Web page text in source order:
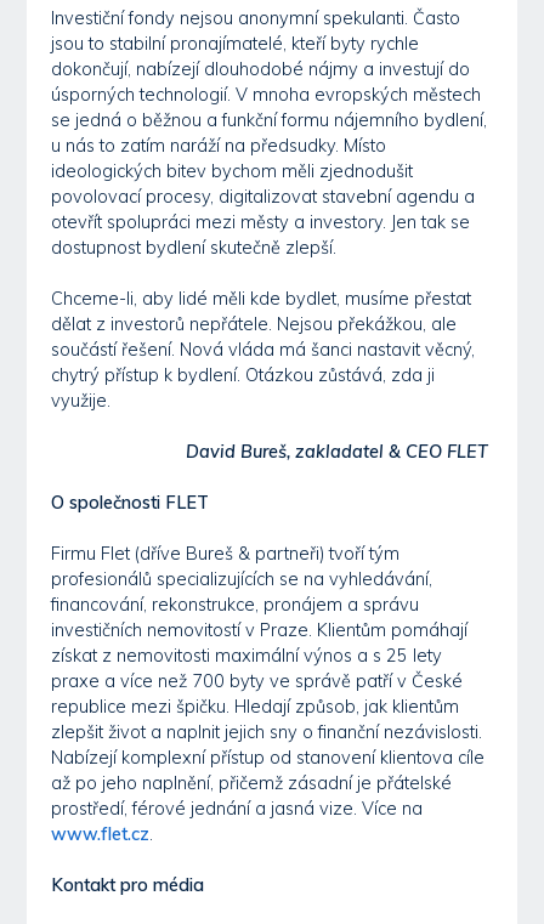
Investiční fondy nejsou anonymní spekulanti. Často
jsou to stabilní pronajímatelé, kteří byty rychle
dokončují, nabízejí dlouhodobé nájmy a investují do
úsporných technologií. V mnoha evropských městech
se jedná o běžnou a funkční formu nájemního bydlení,
u nás to zatím naráží na předsudky. Místo
ideologických bitev bychom měli zjednodušit
povolovací procesy, digitalizovat stavební agendu a
otevřít spolupráci mezi městy a investory. Jen tak se
dostupnost bydlení skutečně zlepší.
Chceme-li, aby lidé měli kde bydlet, musíme přestat
dělat z investorů nepřátele. Nejsou překážkou, ale
součástí řešení. Nová vláda má šanci nastavit věcný,
chytrý přístup k bydlení. Otázkou zůstává, zda ji
využije.
David Bureš, zakladatel & CEO FLET
O společnosti FLET
Firmu Flet (dříve Bureš & partneři) tvoří tým
profesionálů specializujících se na vyhledávání,
financování, rekonstrukce, pronájem a správu
investičních nemovitostí v Praze. Klientům pomáhají
získat z nemovitosti maximální výnos a s 25 lety
praxe a více než 700 byty ve správě patří v České
republice mezi špičku. Hledají způsob, jak klientům
zlepšit život a naplnit jejich sny o finanční nezávislosti.
Nabízejí komplexní přístup od stanovení klientova cíle
až po jeho naplnění, přičemž zásadní je přátelské
prostředí, férové jednání a jasná vize. Více na
www.flet.cz.
Kontakt pro média